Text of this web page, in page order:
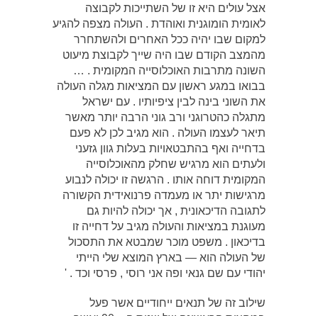
אצל עולים היא זו של השתייכות לקבוצה
לאומית הומוגנית ואוהדת . העולה מצפה להגיע
למקום שבו יהיה ככל האחרים ולהשתחרר
מהמצב הקודם שבו היה שייך לקבוצת מיעוט
השונה מתרבות האוכלוסייה המקומית . …
בבואו במגע ראשון עם המציאות מגלה העולה
את השוני בינה לבין ציפיותיו . עם ישראל
מתגלה כהטרוגני ורב גוני הרבה יותר מאשר
תיאר לעצמו העולה . הוא מגיב לכן לא פעם
בדחייה ואף בהתבטאויות בעלות גוון גזעני
ולעתים הוא מרגיש שחלק מהאוכלוסייה
המקומית דוחה אותו . הרגשה זו יכולה לנבוע
מרגישות יתר או מעמדה פרנואידית הקשורה
לתגובה הדיכאונית , אך יכולה להיות גם
מעוגנת במציאות והעולה מגיב על דחייה זו
בדיכאון . משפט מוכר שמבטא את התסכול
של העולה הוא — בארץ המוצא שלי הייתי
יהודי עם שם גנאי ופה אני רוסי , פרסי וכד . '
שילוב זה של תנאים ייחודיים אשר פעל